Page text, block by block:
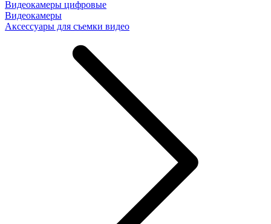
Видеокамеры цифровые
Видеокамеры
Аксессуары для съемки видео